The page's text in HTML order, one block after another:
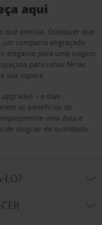
aqui
que precisa. Qualquer que
compacto engraçado
elegante para uma viagem
para umas férias
sua espera.
– e dias
os benefícios de
uma data e
de aluguer de qualidade.
LO?